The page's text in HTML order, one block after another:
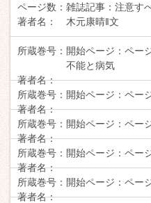
ページ数： 雑誌記事： 注意す
著者名：
木元康晴‖文
所蔵巻号： 開始ページ： ペー
不能と病気
著者名：
所蔵巻号： 開始ページ： ペー
著者名：
所蔵巻号： 開始ページ： ペー
著者名：
所蔵巻号： 開始ページ： ペー
著者名：
所蔵巻号： 開始ページ： ペー
著者名：